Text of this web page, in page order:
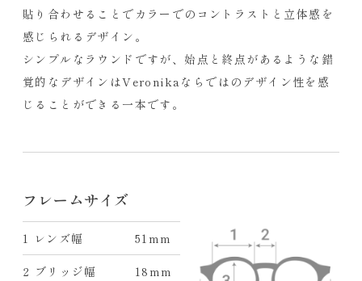
貼り合わせることでカラーでのコントラストと立体感を
感じられるデザイン。
シンプルなラウンドですが、始点と終点があるような錯
覚的なデザインはVeronikaならではのデザイン性を感
じることができる一本です。
フレームサイズ
1 レンズ幅 51mm
2 ブリッジ幅 18mm